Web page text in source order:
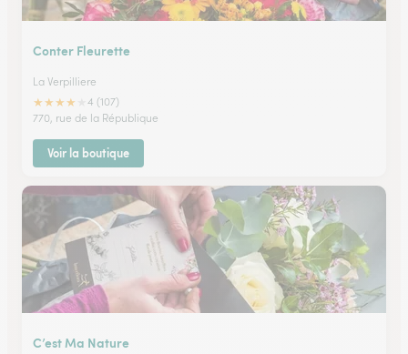
Conter Fleurette
La Verpilliere
★★★★
4 (107)
770, rue de la République
Voir la boutique
C’est Ma Nature